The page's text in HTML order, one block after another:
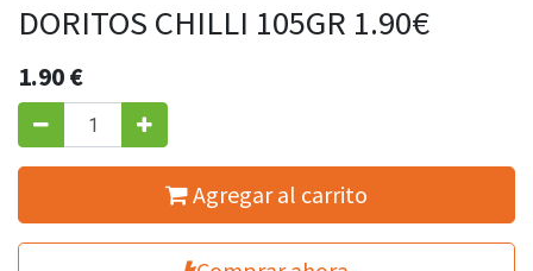
DORITOS CHILLI 105GR 1.90€
1.90€
Agregar al carrito